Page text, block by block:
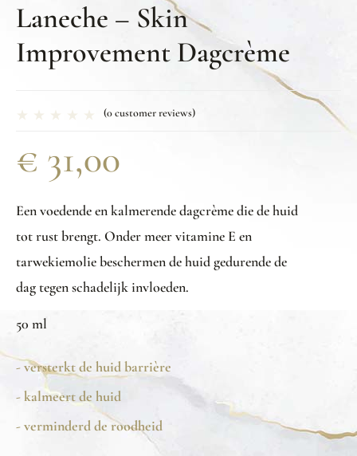
Laneche – Skin
Improvement Dagcrème
(0customer reviews)
€ 31,00
Een voedende en kalmerende dagcrème die de huid
tot rust brengt. Onder meer vitamine E en
tarwekiemolie beschermen de huid gedurende de
dag tegen schadelijk invloeden.
50 ml
- versterkt de huid barrière
- kalmeert de huid
- verminderd de roodheid